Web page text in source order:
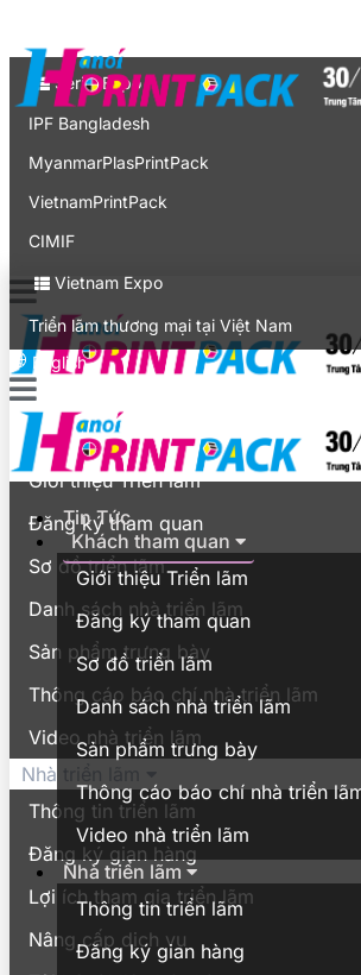
Expo
Serial Expo
IPF Bangladesh
MyanmarPlasPrintPack
VietnamPrintPack
CIMIF
Vietnam Expo
Triển lãm thương mại tại Việt Nam
English
Tin Tức
Khách tham quan
Giới thiệu Triển lãm
Đăng ký tham quan
Sơ đồ triển lãm
Danh sách nhà triển lãm
Sản phẩm trưng bày
Thông cáo báo chí nhà triển
Video nhà triển lãm
Nhà triển lãm
Thông tin triển lãm
Đăng ký gian hàng
Tin Tức
Khách tham quan
Giới thiệu Triển lãm
Đăng ký tham quan
Sơ đồ triển lãm
Danh sách nhà triển lãm
Sản phẩm trưng bày
Thông cáo báo chí nhà triển lãm
Video nhà triển lãm
Nhà triển lãm
Thông tin triển lãm
Đăng ký gian hàng
Lợi ích tham gia triển lãm
Nâng cấp dịch vụ